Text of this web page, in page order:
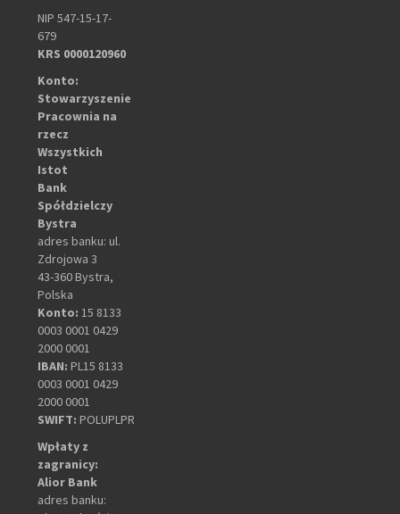
NIP 547-15-17-
679
KRS 0000120960
Konto:
Stowarzyszenie
Pracownia na
rzecz
Wszystkich
Istot
Bank
Spółdzielczy
Bystra
adres banku: ul.
Zdrojowa 3
43-360 Bystra,
Polska
Konto: 15 8133
0003 0001 0429
2000 0001
IBAN: PL15 8133
0003 0001 0429
2000 0001
SWIFT: POLUPLPR
Wpłaty z
zagranicy:
Alior Bank
adres banku: